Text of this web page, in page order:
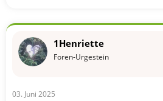
1Henriette
Foren-Urgestein
03. Juni 2025